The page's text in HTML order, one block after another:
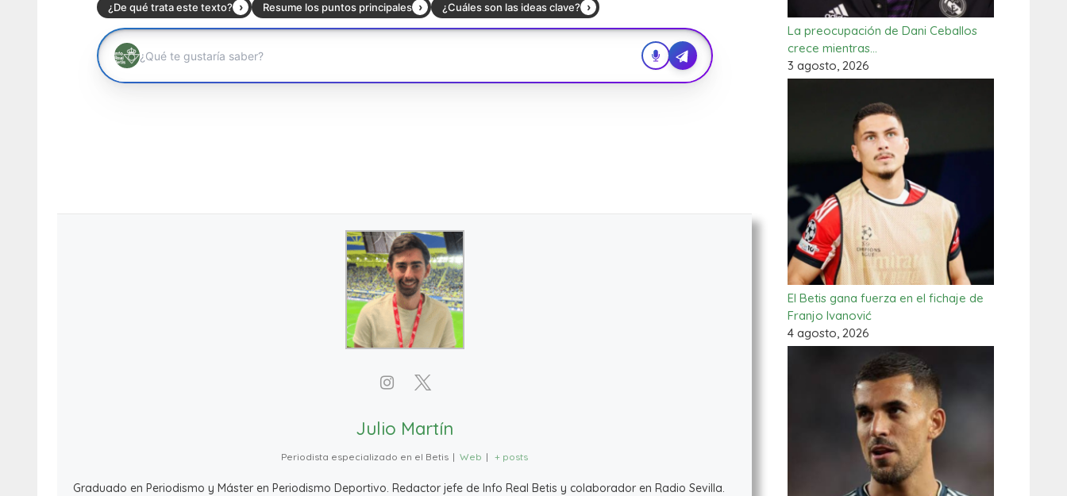
Julio Martín
Periodista especializado en el Betis | Web | + posts
Graduado en Periodismo y Máster en Periodismo Deportivo. Redactor jefe de Info Real Betis y colaborador en Radio Sevilla.
La preocupación de Dani Ceballos
crece mientras…
3 agosto, 2026
El Betis gana fuerza en el fichaje de
Franjo Ivanović
4 agosto, 2026